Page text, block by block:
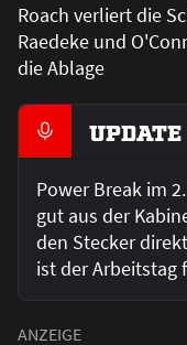
Roach verliert die
Raedeke und
die Ablage
UPDATE
Power Break im
gut aus der
den Stecker
ist der Arbeitstag